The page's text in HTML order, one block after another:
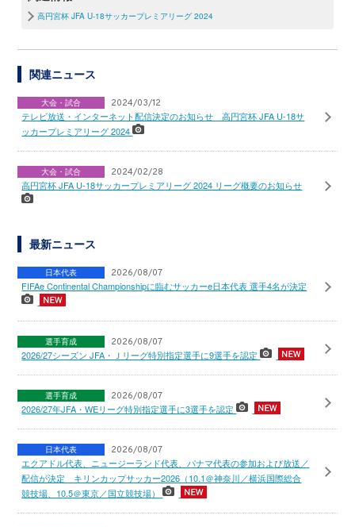
高円宮杯 JFA U-18サッカープレミアリーグ 2024
関連ニュース
大会・試合 2024/03/12
テレビ放送・インターネット配信決定のお知らせ 高円宮杯 JFA U-18サ
ッカープレミアリーグ 2024
大会・試合 2024/02/28
高円宮杯 JFA U-18サッカープレミアリーグ 2024 リーグ概要のお知らせ
最新ニュース
日本代表 2026/08/07
FIFAe Continental Championshipに臨むサッカーe日本代表 選手4名が決定
選手育成 2026/08/07
2026/27シーズン JFA・Ｊリーグ特別指定選手に9選手を認定
選手育成 2026/08/07
2026/27年JFA・WEリーグ特別指定選手に3選手を認定
日本代表 2026/08/07
エクアドル代表、ニュージーランド代表、パナマ代表の参加および放送／
配信が決定 キリンカップサッカー2026（10.1＠神奈川／横浜国際総合
競技場、10.5＠東京／国立競技場）